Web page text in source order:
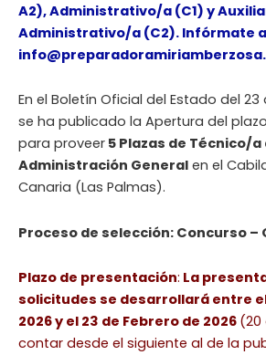
A2), Administrativo/a (C1) y
Administrativo/a (C2). Infórmate
En el Boletín Oficial del Estado del 23
se ha publicado la Apertura del
para proveer 5 Plazas de Técnico/a
Administración General en el
Canaria (Las Palmas).
Proceso de selección: Concurso –
Plazo de presentación: La
solicitudes se desarrollará entre el
2026 y el 23 de Febrero de 2026 (20
contar desde el siguiente al de la